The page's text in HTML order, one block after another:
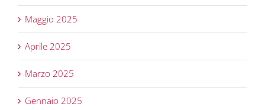
Maggio 2025
Aprile 2025
Marzo 2025
Gennaio 2025